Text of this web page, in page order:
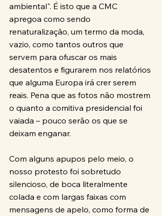
ambiental". É isto que a CMC
apregoa como sendo
renaturalização, um termo da moda,
vazio, como tantos outros que
servem para ofuscar os mais
desatentos e figurarem nos relatórios
que alguma Europa irá crer serem
reais. Pena que as fotos não mostrem
o quanto a comitiva presidencial foi
vaiada – pouco serão os que se
deixam enganar.
Com alguns apupos pelo meio, o
nosso protesto foi sobretudo
silencioso, de boca literalmente
colada e com largas faixas com
mensagens de apelo, como forma de